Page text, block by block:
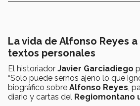
La vida de Alfonso Reyes
textos personales
El historiador Javier Garciadiego
“Solo puede sernos ajeno lo que
biográfico sobre Alfonso Reyes,
diario y cartas del Regiomontano